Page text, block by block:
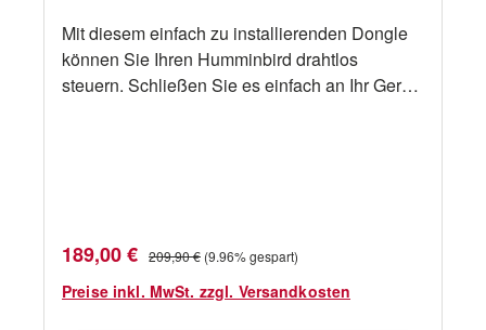
Mit diesem einfach zu installierenden Dongle
können Sie Ihren Humminbird drahtlos
steuern. Schließen Sie es einfach an Ihr Gerät
Ihren bevorzugten benutzerdefinierten
Ansichten wechseln. Jede Taste verfügt über
Verkaufspreis:
189,00 € Regulärer Preis:
209,90 € (9.96% gespart)
Preise inkl. MwSt. zzgl. Versandkosten